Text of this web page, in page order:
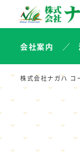
会社案内
株式会社ナガハ コ